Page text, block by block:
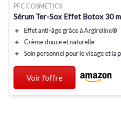
PFC COSMETICS
Sérum Ter-Sox Effet Botox 30
＋ Effetanti-âgegrâce àArgireline®
＋
Crème douce etnaturelle
＋
Soin personnelpour le visage et la
Voir l'offre